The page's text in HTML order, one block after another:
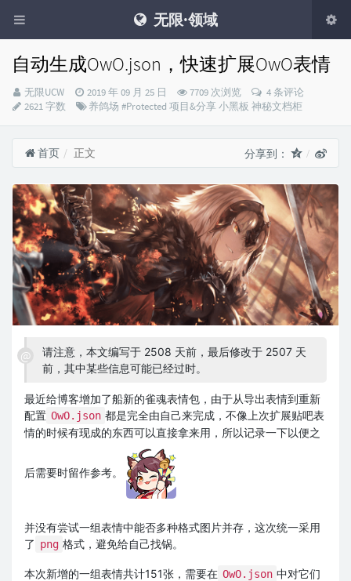
无限·领域
自动生成OwO.json，快速扩展OwO表情
Blog
Master：
无限UCW
发
布
2019 年 09 月 25 日 7709 次浏览
4 条评论
2621 字数
分
养鸽场 #Protected 项目&分享小黑板 神秘文档柜
首页 正文 分享到：
请注意，本文编写于 2508 天前，最后修改于 2507 天
前，其中某些信息可能已经过时。
最近给博客增加了船新的雀魂表情包，由于从导出表情到重新
配置 OwO.json 都是完全由自己来完成，不像上次扩展贴吧表
情的时候有现成的东西可以直接拿来用，所以记录一下以便之
后需要时留作参考。
并没有尝试一组表情中能否多种格式图片并存，这次统一采用
了 png 格式，避免给自己找锅。
本次新增的一组表情共计151张，需要在 OwO.json 中对它们